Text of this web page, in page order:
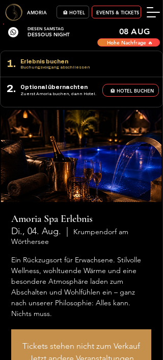
AMORIA 🏨 HOTEL EVENTS & TICKETS
DIESEN SAMSTAG
DESSOUS NIGHT 08 AUG
Hohe Nachfrage 🔥
1. Erlebnis buchen
Buchungsvorgang abschliessen
2. Optional übernachten
Zuerst Amoria buchen, dann Hotel.
🏨 HOTEL BUCHEN
Amoria Spa Erlebnis
Di., 04. Aug.
Krumpendorf am
Wörthersee
Ein Rückzugsort für Erwachsene. Stilvolle
Wellness, wohltuende Wärme und eine
besondere Atmosphäre laden zum
Abschalten und Wohlfühlen ein – ganz
nach unserer Philosophie: Alles kann.
Nichts muss.
Tickets stehen nicht zum Verkauf